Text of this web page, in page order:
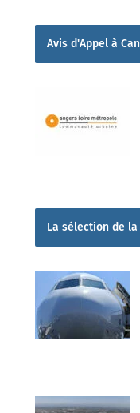
Avis d'Appel à
La sélection de